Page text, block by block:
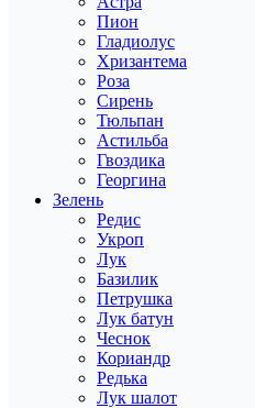
Пион
Гладиолус
Хризантема
Роза
Сирень
Тюльпан
Астильба
Гвоздика
Георгина
Зелень
Редис
Укроп
Лук
Базилик
Петрушка
Лук батун
Чеснок
Кориандр
Редька
Лук шалот